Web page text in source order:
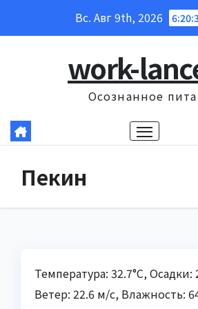
Вс. Авг 9th, 2026
work-
Осознанное
Пекин
Температура: 32.7°C,
Ветер: 22.6 м/с, Влажность: